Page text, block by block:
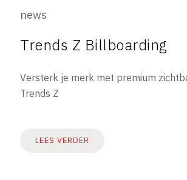
news
Trends Z Billboarding
Versterk je merk met premium
Trends Z
LEES VERDER